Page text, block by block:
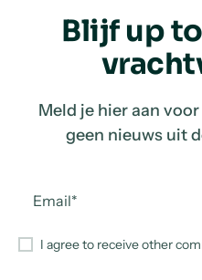
Blijf up
Meld je hier aan
geen nieuws uit
I agree to receive other